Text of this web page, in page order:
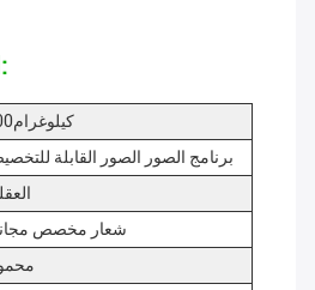
المعلمات التقنية:
500كيلوغرام
برنامج الصور الصور القابلة
شعار مخصص